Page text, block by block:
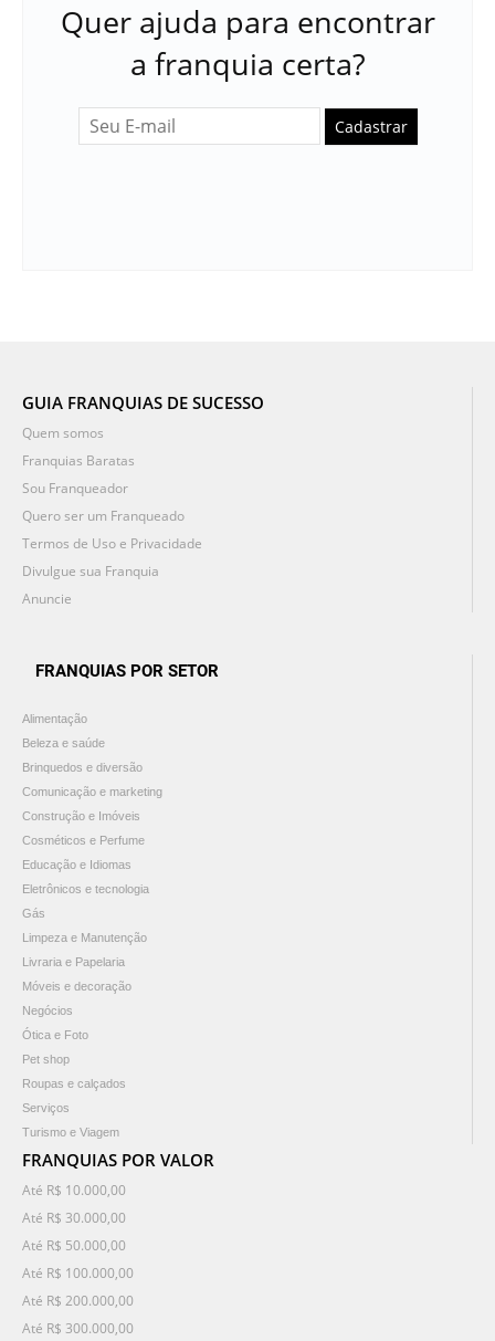
Quer ajuda para encontrar
a franquia certa?
Cadastrar
GUIA FRANQUIAS DE SUCESSO
Quem somos
Franquias Baratas
Sou Franqueador
Quero ser um Franqueado
Termos de Uso e Privacidade
Divulgue sua Franquia
Anuncie
FRANQUIAS POR SETOR
Alimentação
Beleza e saúde
Brinquedos e diversão
Comunicação e marketing
Construção e Imóveis
Cosméticos e Perfume
Educação e Idiomas
Eletrônicos e tecnologia
Gás
Limpeza e Manutenção
Livraria e Papelaria
Móveis e decoração
Negócios
Ótica e Foto
Pet shop
Roupas e calçados
Serviços
Turismo e Viagem
FRANQUIAS POR VALOR
Até R$ 10.000,00
Até R$ 30.000,00
Até R$ 50.000,00
Até R$ 100.000,00
Até R$ 200.000,00
Até R$ 300.000,00